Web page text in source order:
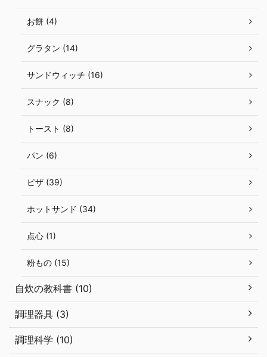
お餅 (4)
グラタン (14)
サンドウィッチ (16)
スナック (8)
トースト (8)
パン (6)
ピザ (39)
ホットサンド (34)
点心 (1)
粉もの (15)
自炊の教科書 (10)
調理器具 (3)
調理科学 (10)